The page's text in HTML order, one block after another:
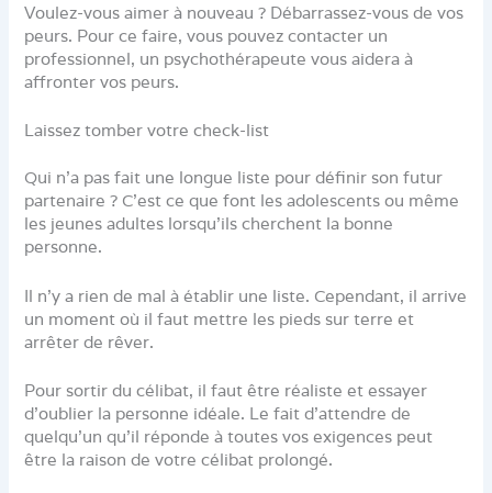
Voulez-vous aimer à nouveau ? Débarrassez-vous de vos
peurs. Pour ce faire, vous pouvez contacter un
professionnel, un psychothérapeute vous aidera à
affronter vos peurs.
Laissez tomber votre check-list
Qui n’a pas fait une longue liste pour définir son futur
partenaire ? C’est ce que font les adolescents ou même
les jeunes adultes lorsqu’ils cherchent la bonne
personne.
Il n’y a rien de mal à établir une liste. Cependant, il arrive
un moment où il faut mettre les pieds sur terre et
arrêter de rêver.
Pour sortir du célibat, il faut être réaliste et essayer
d’oublier la personne idéale. Le fait d’attendre de
quelqu’un qu’il réponde à toutes vos exigences peut
être la raison de votre célibat prolongé.